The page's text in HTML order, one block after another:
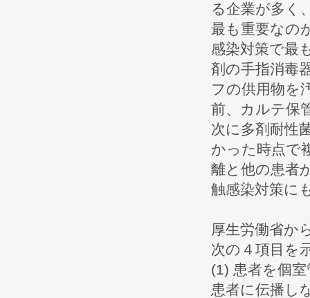
る企業が多く
最も重要なの
感染対策で最
剤の手指消毒
フの供用物を
前、カルテ保
次に多剤耐性
かった時点で
離と他の患者
触感染対策に
厚生労働省か
次の４項目を
(1) 患者を個
患者に伝播し